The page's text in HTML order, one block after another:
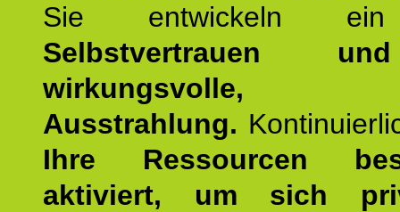
Sie entwickeln ein
Selbstvertrauen
wirkungsvolle,
Ausstrahlung.
Ihre Ressourcen
aktiviert, um sich